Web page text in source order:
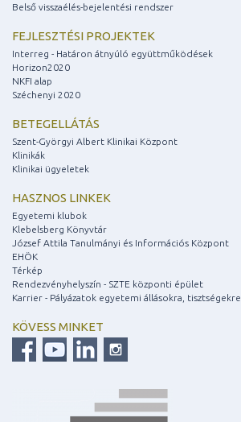
Belső visszaélés-bejelentési rendszer
FEJLESZTÉSI PROJEKTEK
Interreg - Határon átnyúló együttműködések
Horizon2020
NKFI alap
Széchenyi 2020
BETEGELLÁTÁS
Szent-Györgyi Albert Klinikai Központ
Klinikák
Klinikai ügyeletek
HASZNOS LINKEK
Egyetemi klubok
Klebelsberg Könyvtár
József Attila Tanulmányi és Információs Központ
EHÖK
Térkép
Rendezvényhelyszín - SZTE központi épület
Karrier - Pályázatok egyetemi állásokra, tisztségekre
KÖVESS MINKET